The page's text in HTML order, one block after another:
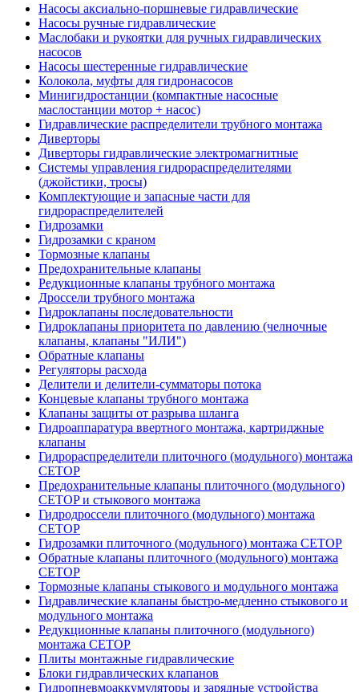
Насосы аксиально-поршневые гидравлические
Насосы ручные гидравлические
Маслобаки и рукоятки для ручных гидравлических
насосов
Насосы шестеренные гидравлические
Колокола, муфты для гидронасосов
Минигидростанции (компактные насосные
маслостанции мотор + насос)
Гидравлические распределители трубного монтажа
Диверторы
Диверторы гидравлические электромагнитные
Системы управления гидрораспределителями
(джойстики, тросы)
Комплектующие и запасные части для
гидрораспределителей
Гидрозамки
Гидрозамки с краном
Тормозные клапаны
Предохранительные клапаны
Редукционные клапаны трубного монтажа
Дроссели трубного монтажа
Гидроклапаны последовательности
Гидроклапаны приоритета по давлению (челночные
клапаны, клапаны "ИЛИ")
Обратные клапаны
Регуляторы расхода
Делители и делители-сумматоры потока
Концевые клапаны трубного монтажа
Клапаны защиты от разрыва шланга
Гидроаппаратура ввертного монтажа, картриджные
клапаны
Гидрораспределители плиточного (модульного) монтажa
CETOP
Предохранительные клапаны плиточного (модульного)
CETOP и стыкового монтажа
Гидродроссели плиточного (модульного) монтажа
CETOP
Гидрозамки плиточного (модульного) монтажа CETOP
Обратные клапаны плиточного (модульного) монтажа
CETOP
Тормозные клапаны стыкового и модульного монтажа
Гидравлические клапаны быстро-медленно стыкового и
модульного монтажа
Редукционные клапаны плиточного (модульного)
монтажа CETOP
Плиты монтажные гидравлические
Блоки гидравлических клапанов
Гидропневмоаккумуляторы и зарядные устройства